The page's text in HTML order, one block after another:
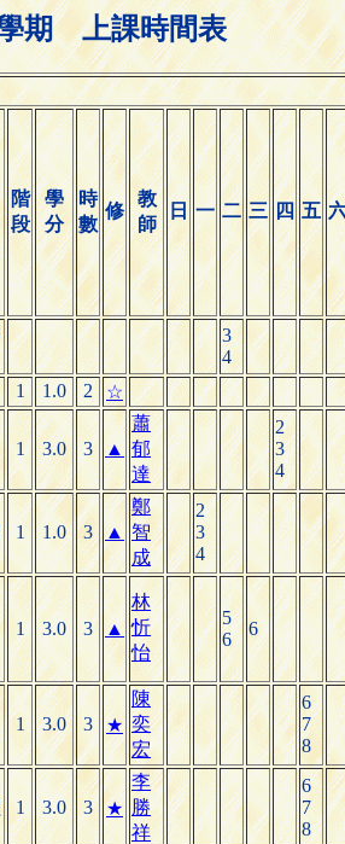
期 上課時間表
階
段
學
分
時
數
修
教
師
日 一 二 三 四 五
3
4
1 1.0 2 ☆
1 3.0 3 ▲
蕭
郁
達
2
3
4
1 1.0 3 ▲
鄭
智
成
2
3
4
1 3.0 3 ▲
林
忻
怡
5
6
6
1 3.0 3 ★
陳
奕
宏
6
7
8
1 3.0 3 ★
李
勝
祥
6
7
8